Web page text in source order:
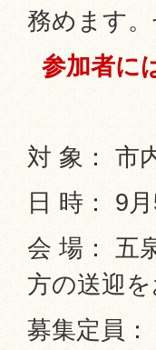
務めます
参加者に
対 象： 市
日 時： 9
会 場： 五
方の送迎を
募集定員